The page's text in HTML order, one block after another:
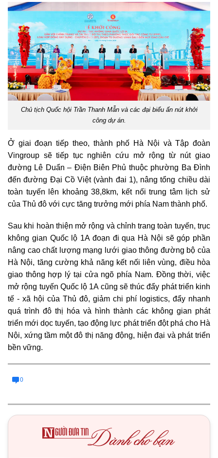
Chủ tịch Quốc hội Trần Thanh Mẫn và các đại biểu ấn nút khởi
công dự án.
Ở giai đoạn tiếp theo, thành phố Hà Nội và Tập đoàn
Vingroup sẽ tiếp tục nghiên cứu mở rộng từ nút giao
đường Lê Duẩn – Điện Biên Phủ thuộc phường Ba Đình
đến đường Đại Cồ Việt (vành đai 1), nâng tổng chiều dài
toàn tuyến lên khoảng 38,8km, kết nối trung tâm lịch sử
của Thủ đô với cực tăng trưởng mới phía Nam thành phố.
Sau khi hoàn thiện mở rộng và chỉnh trang toàn tuyến, trục
không gian Quốc lộ 1A đoạn đi qua Hà Nội sẽ góp phần
nâng cao chất lượng mạng lưới giao thông đường bộ của
Hà Nội, tăng cường khả năng kết nối liên vùng, điều hòa
giao thông hợp lý tại cửa ngõ phía Nam. Đồng thời, việc
mở rộng tuyến Quốc lộ 1A cũng sẽ thúc đẩy phát triển kinh
tế - xã hội của Thủ đô, giảm chi phí logistics, đẩy nhanh
quá trình đô thị hóa và hình thành các không gian phát
triển mới dọc tuyến, tạo động lực phát triển đột phá cho Hà
Nội, xứng tầm một đô thị năng động, hiện đại và phát triển
bền vững.
0